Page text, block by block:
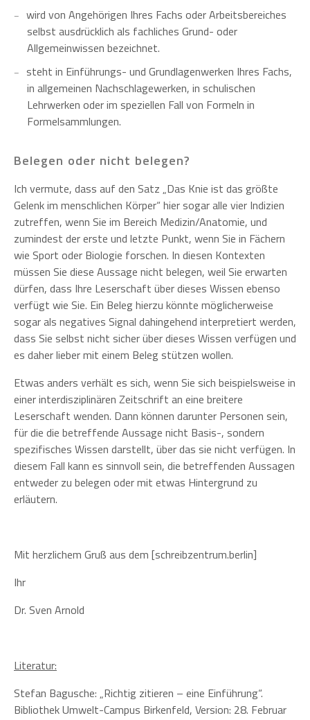
wird von Angehörigen Ihres Fachs oder Arbeitsbereiches
selbst ausdrücklich als fachliches Grund- oder
Allgemeinwissen bezeichnet.
steht in Einführungs- und Grundlagenwerken Ihres Fachs,
in allgemeinen Nachschlagewerken, in schulischen
Lehrwerken oder im speziellen Fall von Formeln in
Formelsammlungen.
Belegen oder nicht belegen?
Ich vermute, dass auf den Satz „Das Knie ist das größte
Gelenk im menschlichen Körper“ hier sogar alle vier Indizien
zutreffen, wenn Sie im Bereich Medizin/Anatomie, und
zumindest der erste und letzte Punkt, wenn Sie in Fächern
wie Sport oder Biologie forschen. In diesen Kontexten
müssen Sie diese Aussage nicht belegen, weil Sie erwarten
dürfen, dass Ihre Leserschaft über dieses Wissen ebenso
verfügt wie Sie. Ein Beleg hierzu könnte möglicherweise
sogar als negatives Signal dahingehend interpretiert werden,
dass Sie selbst nicht sicher über dieses Wissen verfügen und
es daher lieber mit einem Beleg stützen wollen.
Etwas anders verhält es sich, wenn Sie sich beispielsweise in
einer interdisziplinären Zeitschrift an eine breitere
Leserschaft wenden. Dann können darunter Personen sein,
für die die betreffende Aussage nicht Basis-, sondern
spezifisches Wissen darstellt, über das sie nicht verfügen. In
diesem Fall kann es sinnvoll sein, die betreffenden Aussagen
entweder zu belegen oder mit etwas Hintergrund zu
erläutern.
Mit herzlichem Gruß aus dem [schreibzentrum.berlin]
Ihr
Dr. Sven Arnold
Literatur:
Stefan Bagusche: „Richtig zitieren – eine Einführung“.
Bibliothek Umwelt-Campus Birkenfeld, Version: 28. Februar